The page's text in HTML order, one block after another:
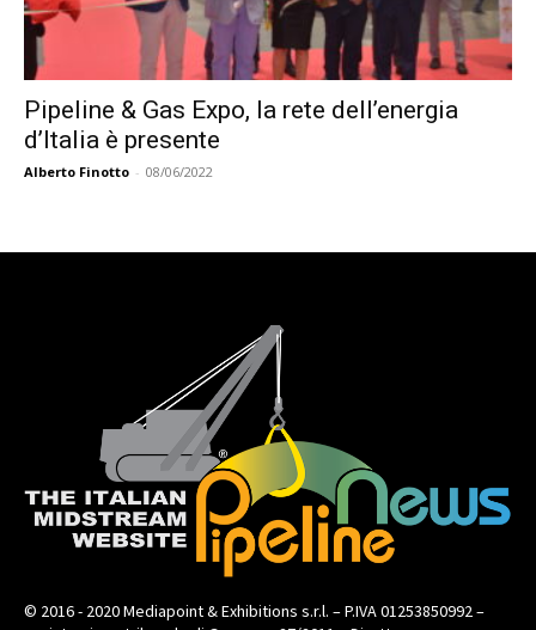
Pipeline & Gas Expo, la rete dell’energia
d’Italia è presente
Alberto Finotto - 08/06/2022
© 2016 - 2020 Mediapoint & Exhibitions s.r.l. – P.IVA 01253850992 –